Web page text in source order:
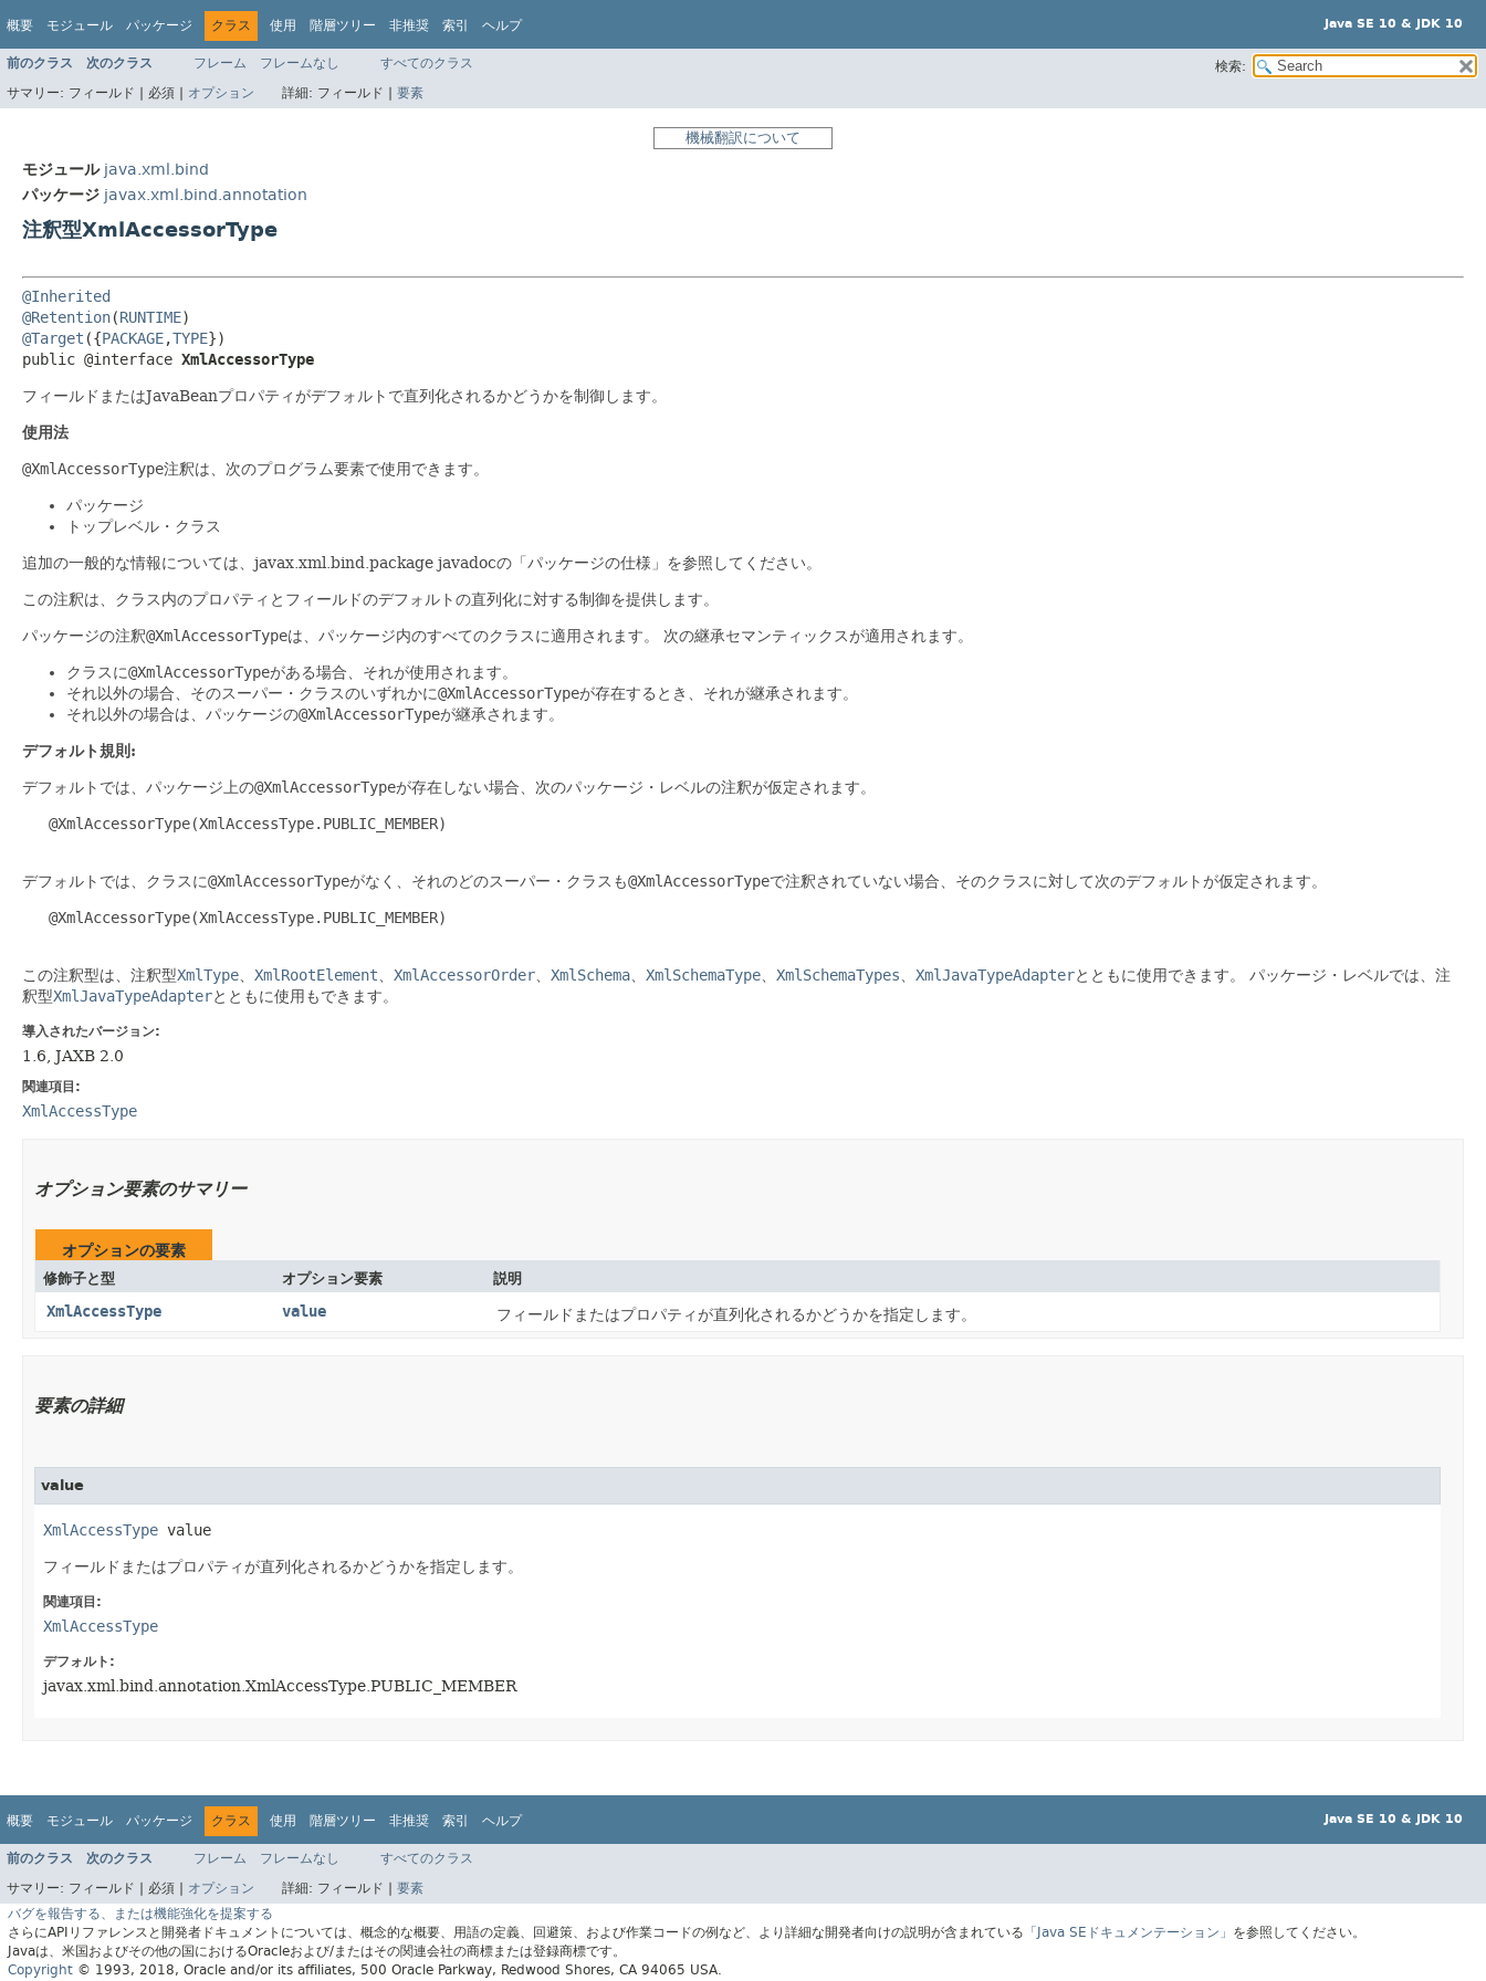
概要 モジュール パッケージ クラス 使用 階層ツリー 非推奨 索引 ヘルプ Java SE 10 & JDK 10
前のクラス 次のクラス フレーム フレームなし すべてのクラス
検索:
サマリー: フィールド | 必須 | オプション 詳細: フィールド | 要素
機械翻訳について
モジュール java.xml.bind
パッケージ javax.xml.bind.annotation
注釈型XmlAccessorType
@Inherited
@Retention(RUNTIME
@Target ({PACKAGE,TYPE})
public @interface XmlAccessorType
フィールドまたはJavaBeanプロパティがデフォルトで直列化されるかどうかを制御します。
使用法
@XmlAccessorType注釈は、次のプログラム要素で使用できます。
パッケージ
トップレベル・クラス
追加の一般的な情報については、javax.xml.bind.package javadocの「パッケージの仕様」を参照してください。
この注釈は、クラス内のプロパティとフィールドのデフォルトの直列化に対する制御を提供します。
パッケージの注釈@XmlAccessorTypeは、パッケージ内のすべてのクラスに適用されます。 次の継承セマンティックスが適用されます。
クラスに@XmlAccessorTypeがある場合、それが使用されます。
それ以外の場合、そのスーパー・クラスのいずれかに@XmlAccessorTypeが存在するとき、それが継承されます。
それ以外の場合は、パッケージの@XmlAccessorTypeが継承されます。
デフォルト規則:
デフォルトでは、パッケージ上の@XmlAccessorTypeが存在しない場合、次のパッケージ・レベルの注釈が仮定されます。
   @XmlAccessorType(XmlAccessType.PUBLIC_MEMBER)
デフォルトでは、クラスに@XmlAccessorTypeがなく、それのどのスーパー・クラスも@XmlAccessorTypeで注釈されていない場合、そのクラスに対して次のデフォルトが仮定されます。
   @XmlAccessorType(XmlAccessType.PUBLIC_MEMBER)
この注釈型は、注釈型XmlType XmlRootElement XmlAccessorOrder XmlSchema XmlSchemaType XmlSchemaTypes XmlJavaTypeAdapterとともに使用できます。
パッケージ・レベルでは、注
釈型XmlJavaTypeAdapterとともに使用もできます。
導入されたバージョン:
1.6, JAXB 2.0
関連項目:
XmlAccessType
オプション要素のサマリー
オプションの要素
修飾子と型 オプション要素 説明
XmlAccessType value フィールドまたはプロパティが直列化されるかどうかを指定します。
要素の詳細
value
XmlAccessType value
フィールドまたはプロパティが直列化されるかどうかを指定します。
関連項目:
XmlAccessType
デフォルト:
javax.xml.bind.annotation.XmlAccessType.PUBLIC_MEMBER
概要 モジュール パッケージ クラス 使用 階層ツリー 非推奨 索引 ヘルプ Java SE 10 & JDK 10
前のクラス 次のクラス フレーム フレームなし
すべてのクラス
サマリー: フィールド | 必須 | オプション 詳細: フィールド | 要素
バグを報告する、または機能強化を提案する
さらにAPIリファレンスと開発者ドキュメントについては、概念的な概要、用語の定義、回避策、および作業コードの例など、より詳細な開発者向けの説明が含まれている 「Java SEドキュメンテーション」 を参照してください。
Javaは、米国およびその他の国におけるOracleおよび/またはその関連会社の商標または登録商標です。
Copyright © 1993, 2018, Oracle and/or its affiliates, 500 Oracle Parkway, Redwood Shores, CA 94065 USA.